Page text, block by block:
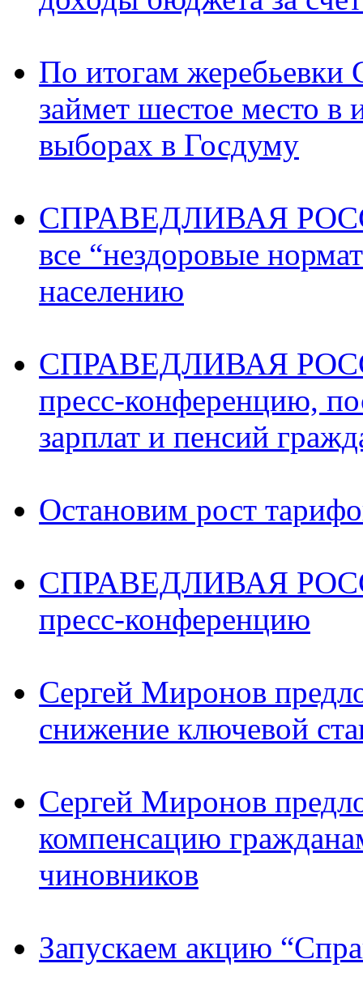
По итогам
займет шестое место в
выборах в Госдуму
СПРАВЕДЛИВАЯ
все “нездоровые
населению
СПРАВЕДЛИВАЯ
пресс-конференцию,
зарплат и пенсий
Остановим рост
СПРАВЕДЛИВАЯ
пресс-конференцию
Сергей Миронов
снижение ключевой
Сергей Миронов
компенсацию
чиновников
Запускаем акцию